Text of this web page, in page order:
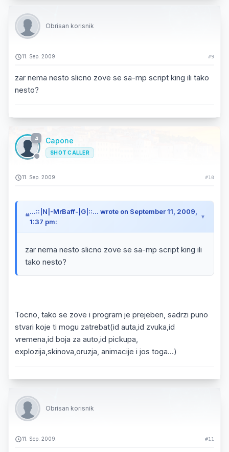
Obrisan korisnik
11. Sep. 2009. #9
zar nema nesto slicno zove se sa-mp script king ili tako
nesto?
4 Capone
SHOT CALLER
11. Sep. 2009. #10
...::|N|-MrBaff-|G|::... wrote on September 11, 2009,
1:37 pm:
zar nema nesto slicno zove se sa-mp script king ili
tako nesto?
Tocno, tako se zove i program je prejeben, sadrzi puno
stvari koje ti mogu zatrebat(id auta,id zvuka,id
vremena,id boja za auto,id pickupa,
explozija,skinova,oruzja, animacije i jos toga...)
Obrisan korisnik
11. Sep. 2009. #11